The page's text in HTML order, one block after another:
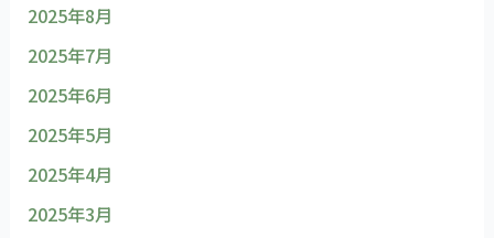
2025年8月
2025年7月
2025年6月
2025年5月
2025年4月
2025年3月